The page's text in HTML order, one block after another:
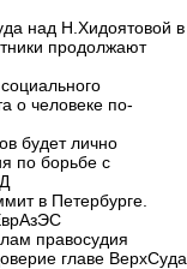
над Н.Хидоятовой в
продолжают
о человеке по-
будет лично
по борьбе с
в Петербурге.
правосудия
главе ВерхСуда